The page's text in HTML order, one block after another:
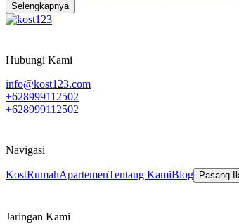
Selengkapnya
Hubungi Kami
info@kost123.com
+628999112502
+628999112502
Navigasi
KostRumahApartemenTentang KamiBlog Pasang
Jaringan Kami